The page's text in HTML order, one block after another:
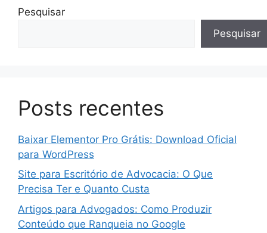
Pesquisar
Pesquisar
Posts recentes
Baixar Elementor Pro Grátis: Download Oficial
para WordPress
Site para Escritório de Advocacia: O Que
Precisa Ter e Quanto Custa
Artigos para Advogados: Como Produzir
Conteúdo que Ranqueia no Google